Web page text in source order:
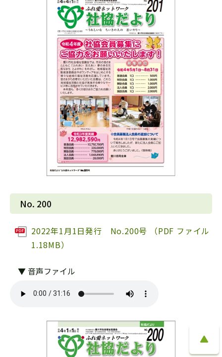
No. 200
2022年1月1日発行 No.200号 （PDF ファイル
1.18MB）
▼ 音声ファイル